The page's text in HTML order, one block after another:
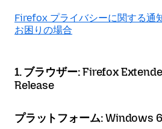
Firefox プライバシーに関する通
お困りの場合
1. ブラウザー:Firefox
Release
プラットフォーム:Windows